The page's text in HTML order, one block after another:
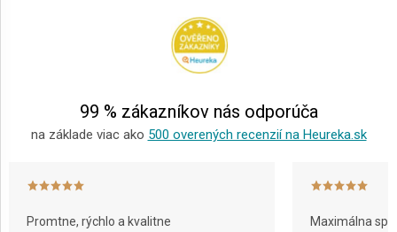
99 % zákazníkov nás odporúča
na základe viac ako 500 overených recenzií na Heureka.sk
Promtne, rýchlo a kvalitne
Maximálna